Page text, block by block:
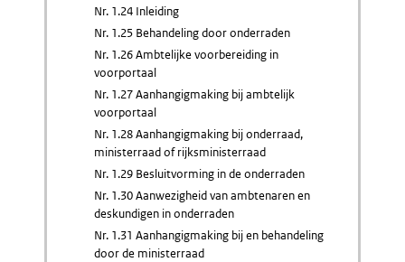
Nr. 1.24 Inleiding
Nr. 1.25 Behandeling door onderraden
Nr. 1.26 Ambtelijke voorbereiding in
voorportaal
Nr. 1.27 Aanhangigmaking bij ambtelijk
voorportaal
Nr. 1.28 Aanhangigmaking bij onderraad,
ministerraad of rijksministerraad
Nr. 1.29 Besluitvorming in de onderraden
Nr. 1.30 Aanwezigheid van ambtenaren en
deskundigen in onderraden
Nr. 1.31 Aanhangigmaking bij en behandeling
door de ministerraad